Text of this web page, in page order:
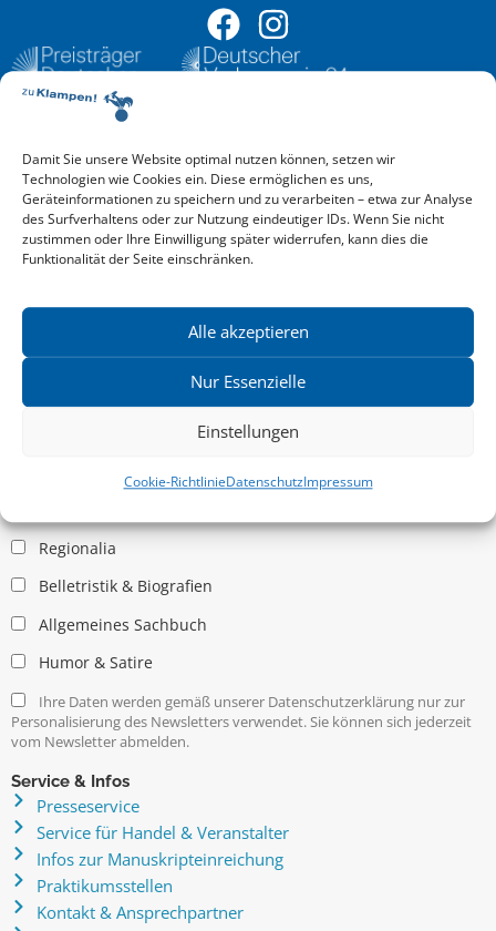
Damit Sie unsere Website optimal nutzen können, setzen wir
Technologien wie Cookies ein. Diese ermöglichen es uns,
Geräteinformationen zu speichern und zu verarbeiten – etwa zur Analyse
des Surfverhaltens oder zur Nutzung eindeutiger IDs. Wenn Sie nicht
zustimmen oder Ihre Einwilligung später widerrufen, kann dies die
Funktionalität der Seite einschränken.
Alle akzeptieren
Nur Essenzielle
Einstellungen
Cookie-RichtlinieDatenschutzImpressum
Aktuelle Vorschau
Entdecken Sie das aktuelle zu-Klampen!-Verlagsprogramm.
Hier finden Sie die Verlagsvorschau – einfach direkt online
reinlesen oder herunterladen.
Download: Vorschau zu Klampen! Herbst 2026
Mehr aktuelle Vorschauen ansehen
News zu aktuellen Neuheiten und Nachrichten im zu Klampen!
Verlag – jederzeit wieder abbestellbar.
Kritische Theorie / Philosophie
Regionalia
Belletristik & Biografien
Allgemeines Sachbuch
Humor & Satire
Ihre Daten werden gemäß unserer Datenschutzerklärung nur zur
Personalisierung des Newsletters verwendet. Sie können sich jederzeit
vom Newsletter abmelden.
Service & Infos
Presseservice
Service für Handel & Veranstalter
Infos zur Manuskripteinreichung
Praktikumsstellen
Kontakt & Ansprechpartner